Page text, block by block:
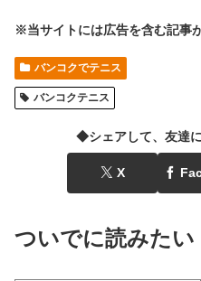
※当サイトには広告を含む記事
バンコクでテニス
バンコクテニス
◆シェアして、友達
X
ついでに読みたい